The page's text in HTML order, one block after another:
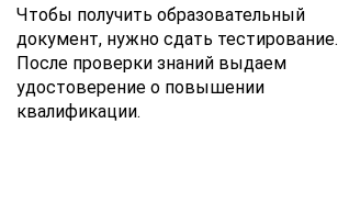
Чтобы получить образовательный
документ, нужно сдать тестирование.
После проверки знаний выдаем
удостоверение о повышении
квалификации.